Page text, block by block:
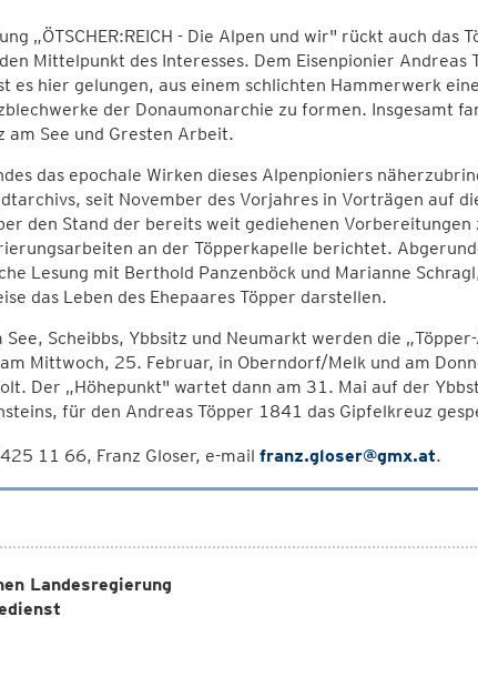
„ÖTSCHER:REICH - Die Alpen und wir" rückt auch das
Mittelpunkt des Interesses. Dem Eisenpionier
hier gelungen, aus einem schlichten Hammerwerk
der Donaumonarchie zu formen. Insgesamt
See und Gresten Arbeit.
das epochale Wirken dieses Alpenpioniers
seit November des Vorjahres in Vorträgen auf
den Stand der bereits weit gediehenen Vorbereitungen
an der Töpperkapelle berichtet.
Lesung mit Berthold Panzenböck und Marianne
das Leben des Ehepaares Töpper darstellen.
Scheibbs, Ybbsitz und Neumarkt werden die
Mittwoch, 25. Februar, in Oberndorf/Melk und am
Der „Höhepunkt" wartet dann am 31. Mai auf der
für den Andreas Töpper 1841 das Gipfelkreuz
11 66, Franz Gloser, e-mail franz.gloser@gmx.at.
Landesregierung